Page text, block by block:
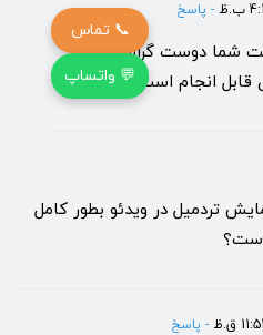
- پاسخ
شما دوست گرامی
قابل انجام است
تردمیل در ویدئو بطور کامل
- پاسخ
📞 تماس
💬 واتساپ